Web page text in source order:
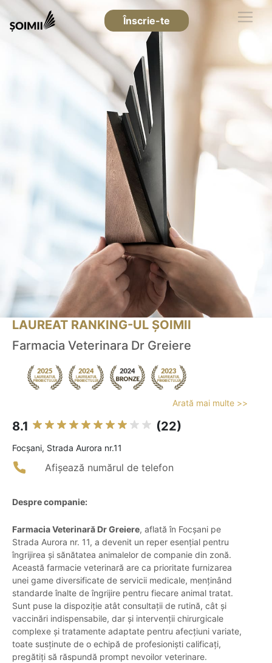
Înscrie-te
LAUREAT RANKING-UL ȘOIMII
Farmacia Veterinara Dr Greiere
Arată mai multe >>
8.1 (22)
Focşani, Strada Aurora nr.11
Afișează numărul de telefon
Despre companie:
Farmacia Veterinară Dr Greiere, aflată în Focșani pe
Strada Aurora nr. 11, a devenit un reper esențial pentru
îngrijirea și sănătatea animalelor de companie din zonă.
Această farmacie veterinară are ca prioritate furnizarea
unei game diversificate de servicii medicale, menținând
standarde înalte de îngrijire pentru fiecare animal tratat.
Sunt puse la dispoziție atât consultații de rutină, cât și
vaccinări indispensabile, dar și intervenții chirurgicale
complexe și tratamente adaptate pentru afecțiuni variate,
toate susținute de o echipă de profesioniști calificați,
pregătiți să răspundă prompt nevoilor veterinare.